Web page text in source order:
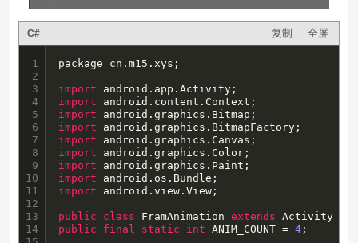
C# 复制 全屏
1
2
3
4
5
6
7
8
9
10
11
12
13
14
package cn.m15.xys;
import
import
import
import
import
import
import
import
import android.view.View;
public class FramAnimation extends
public
final static int ANIM_COUNT = 4 ;